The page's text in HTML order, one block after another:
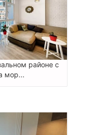
районе с
мор...